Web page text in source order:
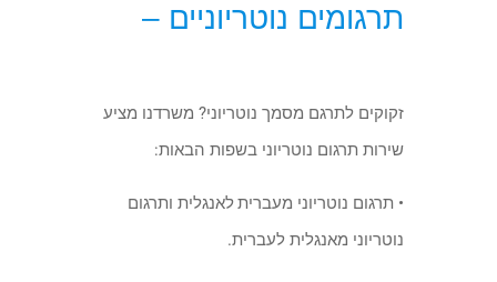
תרגומים נוטריוניים –
זקוקים לתרגם מסמך נוטריוני? משרדנו מציע
שירות תרגום נוטריוני בשפות הבאות:
• תרגום נוטריוני מעבריתלאנגלית ותרגום
נוטריוני מאנגלית לעברית.